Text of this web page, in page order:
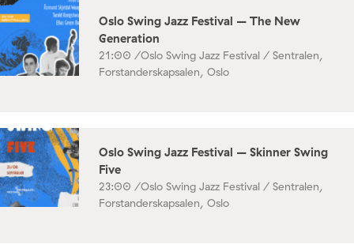
Oslo Swing Jazz Festival – The New
Generation
21:00 /Oslo Swing Jazz Festival / Sentralen,
Forstanderskapsalen, Oslo
Oslo Swing Jazz Festival – Skinner Swing
Five
23:00 /Oslo Swing Jazz Festival / Sentralen,
Forstanderskapsalen, Oslo